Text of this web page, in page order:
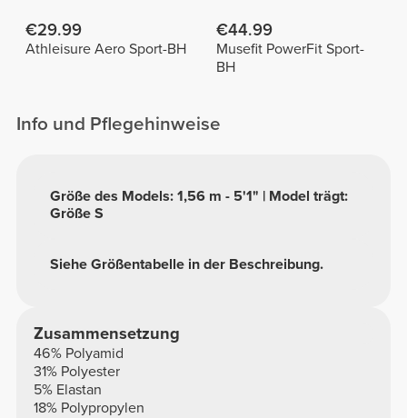
€29.99
Athleisure Aero Sport-BH
€44.99
Musefit PowerFit Sport-
BH
Info und Pflegehinweise
Siehe Größentabelle in der Beschreibung.
Größe des Models: 1,56 m - 5'1" | Model trägt:
Größe S
Zusammensetzung
46% Polyamid
31% Polyester
5% Elastan
18% Polypropylen